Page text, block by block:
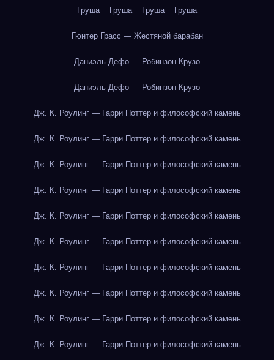
Груша Груша Груша Груша
Гюнтер Грасс — Жестяной барабан
Даниэль Дефо — Робинзон Крузо
Даниэль Дефо — Робинзон Крузо
Дж. К. Роулинг — Гарри Поттер и философский камень
Дж. К. Роулинг — Гарри Поттер и философский камень
Дж. К. Роулинг — Гарри Поттер и философский камень
Дж. К. Роулинг — Гарри Поттер и философский камень
Дж. К. Роулинг — Гарри Поттер и философский камень
Дж. К. Роулинг — Гарри Поттер и философский камень
Дж. К. Роулинг — Гарри Поттер и философский камень
Дж. К. Роулинг — Гарри Поттер и философский камень
Дж. К. Роулинг — Гарри Поттер и философский камень
Дж. К. Роулинг — Гарри Поттер и философский камень